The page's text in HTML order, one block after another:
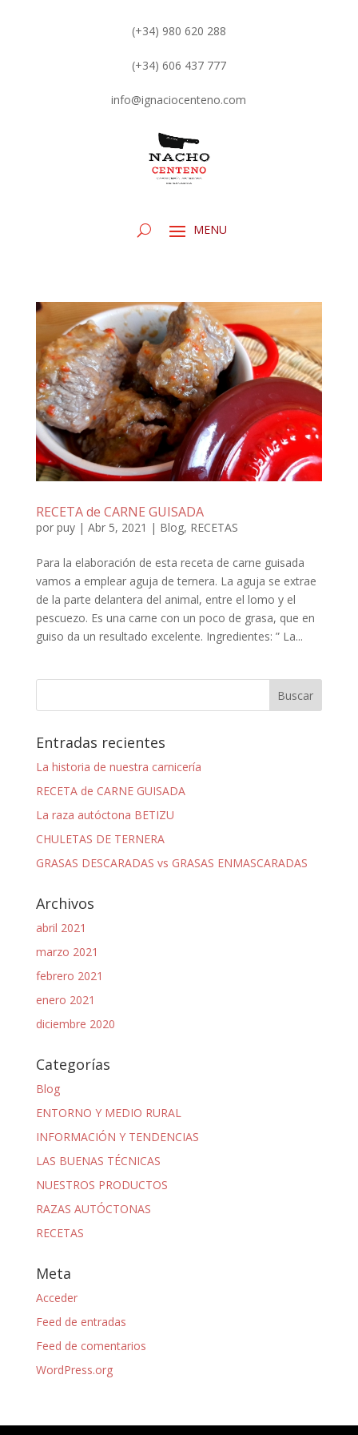
(+34) 980 620 288
(+34) 606 437 777
info@ignaciocenteno.com
RECETA de CARNE GUISADA
por puy| Abr 5, 2021 | Blog, RECETAS
Para la elaboración de esta receta de carne guisada
vamos a emplear aguja de ternera. La aguja se extrae
de la parte delantera del animal, entre el lomo y el
pescuezo. Es una carne con un poco de grasa, que en
guiso da un resultado excelente. Ingredientes: ” La...
Entradas recientes
La historia de nuestra carnicería
RECETA de CARNE GUISADA
La raza autóctona BETIZU
CHULETAS DE TERNERA
GRASAS DESCARADAS vs GRASAS ENMASCARADAS
Archivos
abril 2021
marzo 2021
febrero 2021
enero 2021
diciembre 2020
Categorías
Blog
ENTORNO Y MEDIO RURAL
INFORMACIÓN Y TENDENCIAS
LAS BUENAS TÉCNICAS
NUESTROS PRODUCTOS
RAZAS AUTÓCTONAS
RECETAS
Meta
Acceder
Feed de entradas
Feed de comentarios
WordPress.org